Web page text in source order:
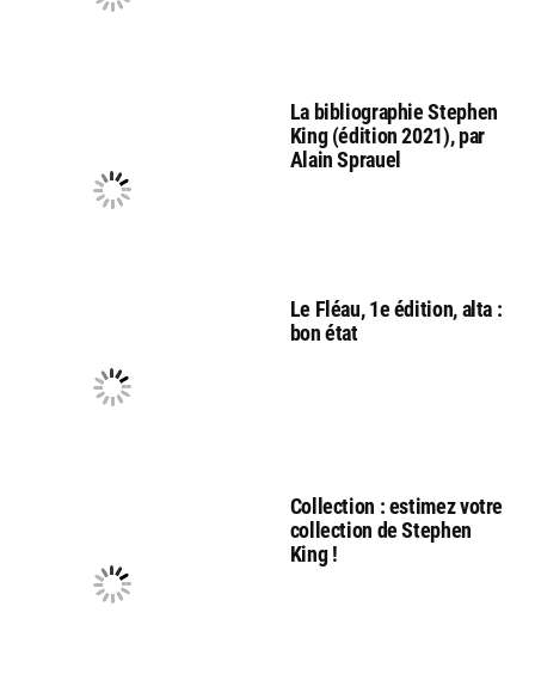
La bibliographie Stephen
King (édition 2021), par
Alain Sprauel
Le Fléau, 1e édition, alta :
bon état
Collection : estimez votre
collection de Stephen
King !